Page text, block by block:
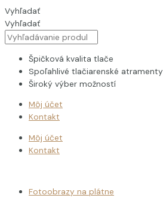
Preskočiť
na
obsah
Vyhľadať
Vyhľadať
Špičková kvalita tlače
Spoľahlivé tlačiarenské atramenty
Široký výber možností
Môj účet
Kontakt
Môj účet
Kontakt
Fotoobrazy na plátne